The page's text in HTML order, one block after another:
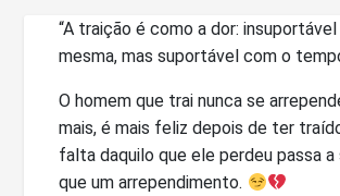
“A traição é como a dor:
mesma, mas suportável com o
O homem que trai nunca se
mais, é mais feliz depois de ter
falta daquilo que ele perdeu passa a
que um arrependimento.